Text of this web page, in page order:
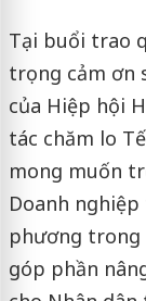
Tại buổi trao
trọng cảm ơn
của Hiệp hội
tác chăm lo
mong muốn
Doanh
phương trong
góp phần